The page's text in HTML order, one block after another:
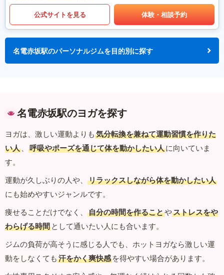
公式サイトを見る 体験・相談予約
名電赤坂駅のパーソナルジムを目的別に探す
名電赤坂駅のヨガを探す
ヨガは、激しい運動よりも 気分転換を兼ねて運動習慣を作りた
い人 、 呼吸やポーズを通じて体を動かしたい人に向いていま
す。
運動が久しぶりの人や、
リラックスしながら体を動かしたい人
にも始めやすいジャンルです。
痩せることだけでなく、
自分の時間を作ることやストレスをや
わらげる時間 として通いたい人にも合います。
ジムの負荷が高そうに感じる人でも、ホットヨガなら激しい運
動をしなくても 汗をかく爽快感 を得やすい場合があります。